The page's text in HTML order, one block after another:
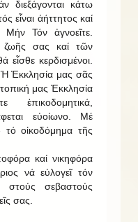
διεξάγονται κάτω
εἶναι ἀήττητος καί
Μήν Τόν ἀγνοεῖτε.
ζωῆς σας καί τῶν
κερδισμένοι.
Ἡ Ἐκκλησία μας σᾶς
μας Ἐκκλησία
ἐπικοδομητικά,
εὐοίωνο. Μέ
τό οἰκοδόμημα τῆς
καί νικηφόρα
νά εὐλογεῖ τόν
σεβαστούς
σας.